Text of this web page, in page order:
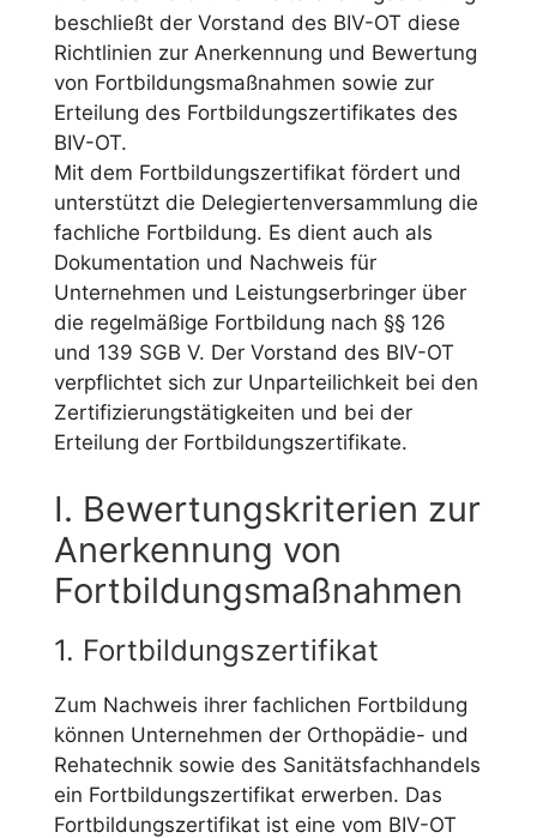
beschließt der Vorstand des BIV-OT diese
Richtlinien zur Anerkennung und Bewertung
von Fortbildungsmaßnahmen sowie zur
Erteilung des Fortbildungszertifikates des
BIV-OT.
Mit dem Fortbildungszertifikat fördert und
unterstützt die Delegiertenversammlung die
fachliche Fortbildung. Es dient auch als
Dokumentation und Nachweis für
Unternehmen und Leistungserbringer über
die regelmäßige Fortbildung nach §§ 126
und 139 SGB V. Der Vorstand des BIV-OT
verpflichtet sich zur Unparteilichkeit bei den
Zertifizierungstätigkeiten und bei der
Erteilung der Fortbildungszertifikate.
I. Bewertungskriterien zur
Anerkennung von
Fortbildungsmaßnahmen
1. Fortbildungszertifikat
Zum Nachweis ihrer fachlichen Fortbildung
können Unternehmen der Orthopädie- und
Rehatechnik sowie des Sanitätsfachhandels
ein Fortbildungszertifikat erwerben. Das
Fortbildungszertifikat ist eine vom BIV-OT